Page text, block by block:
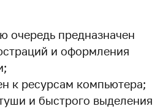
очередь предназначен
и оформления
к ресурсам компьютера;
и быстрого выделения